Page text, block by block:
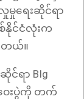
လှုမှုရေးဆိုင်ရာ
နိုင်ငံလုံးက
တယ်။
င်ရာ BIg
ေးပွဲကို တက်